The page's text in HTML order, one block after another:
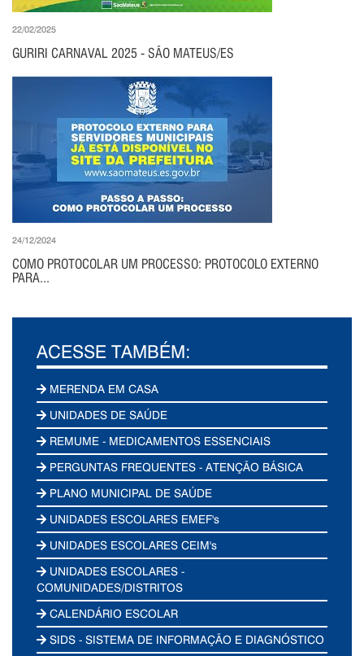
22/02/2025
GURIRI CARNAVAL 2025 - SÃO MATEUS/ES
24/12/2024
COMO PROTOCOLAR UM PROCESSO: PROTOCOLO EXTERNO
PARA...
ACESSE TAMBÉM:
MERENDA EM CASA
UNIDADES DE SAÚDE
REMUME - MEDICAMENTOS ESSENCIAIS
PERGUNTAS FREQUENTES - ATENÇÃO BÁSICA
PLANO MUNICIPAL DE SAÚDE
UNIDADES ESCOLARES EMEF's
UNIDADES ESCOLARES CEIM's
UNIDADES ESCOLARES -
COMUNIDADES/DISTRITOS
CALENDÁRIO ESCOLAR
SIDS - SISTEMA DE INFORMAÇÃO E DIAGNÓSTICO